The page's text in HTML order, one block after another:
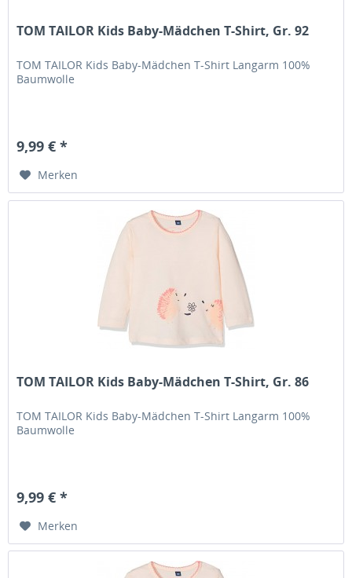
TOM TAILOR Kids Baby-Mädchen T-Shirt, Gr. 92
TOM TAILOR Kids Baby-Mädchen T-Shirt Langarm 100%
Baumwolle
9,99 € *
Merken
TOM TAILOR Kids Baby-Mädchen T-Shirt, Gr. 86
TOM TAILOR Kids Baby-Mädchen T-Shirt Langarm 100%
Baumwolle
9,99 € *
Merken